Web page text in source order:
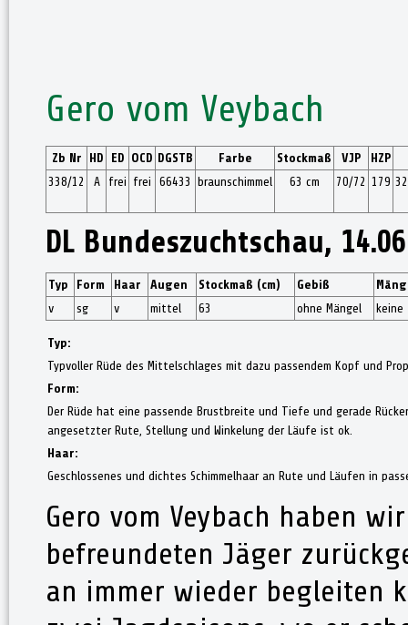
Gero vom Veybach
Zb Nr HD ED OCD DGSTB Farbe Stockmaß VJP
HZP
338/12
A frei frei 66433 braunschimmel 63 cm 70/72 179
DL Bundeszuchtschau,
Typ Form Haar Augen Stockmaß (cm) Gebiß
v
sg v mittel 63 ohne Mängel keine
Typ:
Typvoller Rüde des Mittelschlages mit dazu passendem Kopf und
Form:
Der Rüde hat eine passende Brustbreite und Tiefe und gerade
angesetzter Rute, Stellung und Winkelung der Läufe ist ok.
Haar:
Geschlossenes und dichtes Schimmelhaar an Rute und Läufen in
Gero vom Veybach haben
befreundeten Jäger
an immer wieder begleiten